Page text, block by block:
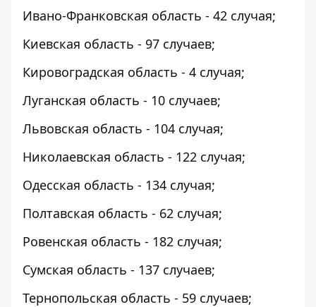
Ивано-Франковская область - 42 случая;
Киевская область - 97 случаев;
Кировоградская область - 4 случая;
Луганская область - 10 случаев;
Львовская область - 104 случая;
Николаевская область - 122 случая;
Одесская область - 134 случая;
Полтавская область - 62 случая;
Ровенская область - 182 случая;
Сумская область - 137 случаев;
Тернопольская область - 59 случаев;